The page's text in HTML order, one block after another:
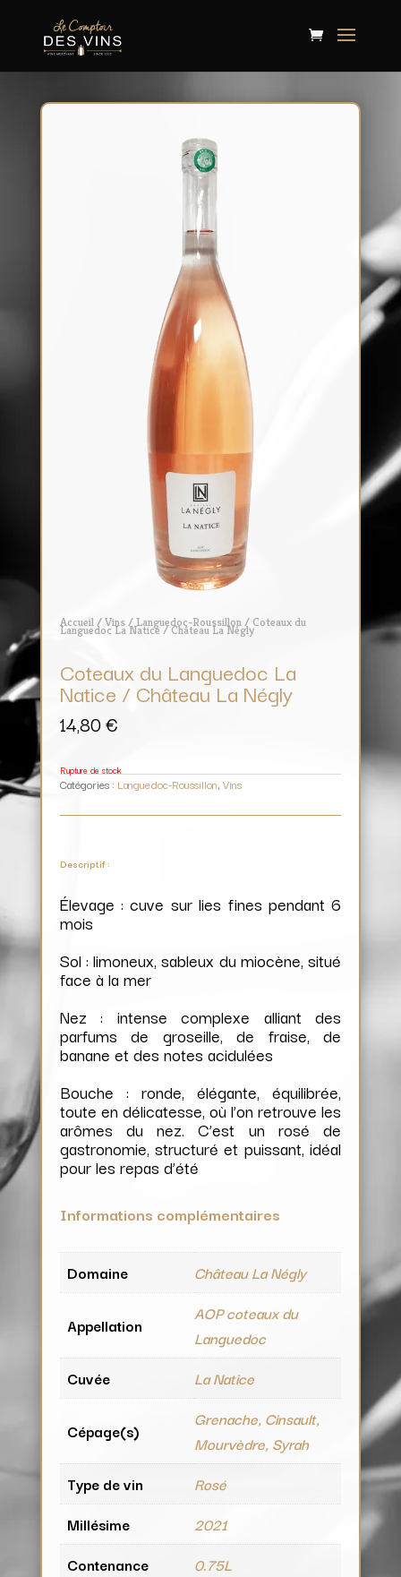
Accueil/Vins/Languedoc-Roussillon/ Coteaux du
Languedoc La Natice / Château La Négly
Coteaux du Languedoc La
Natice / Château La Négly
14,80€
Rupture de stock
Catégories : Languedoc-Roussillon, Vins
Descriptif :
Élevage : cuve sur lies fines pendant 6
mois
Sol : limoneux, sableux du miocène, situé
face à la mer
Nez : intense complexe alliant des
parfums de groseille, de fraise, de
banane et des notes acidulées
Bouche : ronde, élégante, équilibrée,
toute en délicatesse, où l’on retrouve les
arômes du nez. C’est un rosé de
gastronomie, structuré et puissant, idéal
pour les repas d’été
Informations complémentaires
Domaine Château La Négly
Appellation
AOP coteaux du
Languedoc
Cuvée
La Natice
Cépage(s)
Grenache, Cinsault,
Mourvèdre, Syrah
Type de vin
Rosé
Millésime
2021
Contenance
0.75L